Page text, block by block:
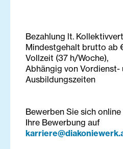
Bezahlung lt.
Mindestgehalt brutto ab
Vollzeit (37 h/Woche),
Abhängig von Vordienst-
Ausbildungszeiten
Bewerben Sie sich
Ihre Bewerbung auf